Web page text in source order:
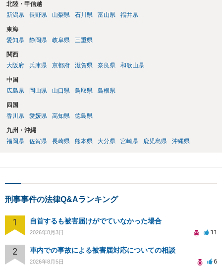
北陸・甲信越
新潟県
長野県 山梨県 石川県 富山県 福井県
東海
愛知県
静岡県 岐阜県 三重県
関西
大阪府
兵庫県 京都府 滋賀県 奈良県 和歌山県
中国
広島県
岡山県 山口県 鳥取県 島根県
四国
香川県
愛媛県 高知県 徳島県
九州・沖縄
福岡県
佐賀県 長崎県 熊本県 大分県 宮崎県 鹿児島県 沖縄県
刑事事件の法律Q&Aランキング
1 自首するも被害届けがでていなかった場合
2026年8月3日 11
2 車内での事故による被害届対応についての相談
2026年8月5日 6